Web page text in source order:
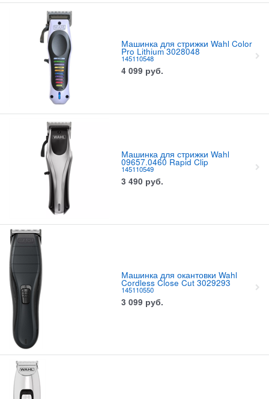
Машинка для стрижки Wahl Color
Pro Lithium 3028048
145110548
4 099 руб.
Машинка для стрижки Wahl
09657.0460 Rapid Clip
145110549
3 490 руб.
Машинка для окантовки Wahl
Cordless Close Cut 3029293
145110550
3 099 руб.